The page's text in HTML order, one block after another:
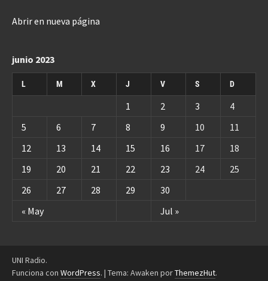
Abrir en nueva página
junio 2023
L M X J V S D
« May Jul »
1 2 3
4
5
6 7 8 9 10
11
12
13 14 15 16 17
18
19
20 21 22 23 24
25
26
27 28 29 30
UNI Radio.
Funciona con WordPress. | Tema: Awaken porThemezHut.